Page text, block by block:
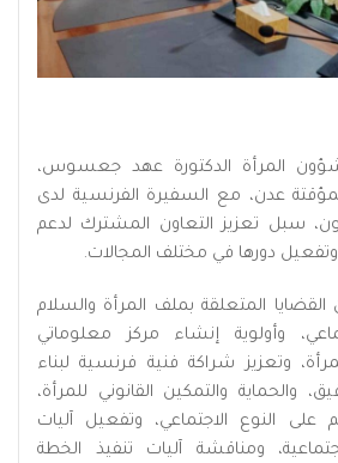
المرأة الدكتورة عهد جعسوس،
عدن، مع السفيرة الفرنسية لدى
سبل تعزيز التعاون المشترك لدعم
وتفعيل دورها في مختلف المجالات.
القضايا المتعلقة بملف المرأة والسلام
وأولوية إنشاء مركز معلوماتي
وتعزيز شراكة فنية فرنسية لبناء
والحماية والتمكين القانوني للمرأة،
على النوع الاجتماعي، وتفعيل آليات
ومناقشة آليات تنفيذ الخطة